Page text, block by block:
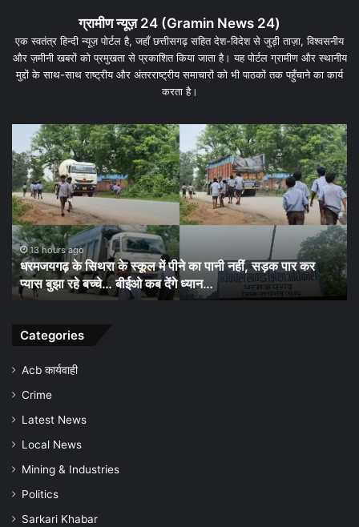
ग्रामीण न्यूज़ 24 (Gramin News 24)
एक स्वतंत्र हिन्दी न्यूज़ पोर्टल है, जहाँ छत्तीसगढ़ सहित देश-विदेश से जुड़ी ताज़ा, विश्वसनीय
और ज़मीनी खबरों को प्रमुखता से प्रकाशित किया जाता है। यह पोर्टल ग्रामीण और स्थानीय
मुद्दों के साथ-साथ राष्ट्रीय और अंतरराष्ट्रीय समाचारों को भी पाठकों तक पहुँचाने का कार्य
करता है।
SDM
भरत
कौशिक
बने
शिक्षक,
मिरिगुडा
हाई
स्कूल
की
पढ़ाई
उठे
सवाल,हिंदी
में
कमजोर
कई
छात्र..
का
हाई
3 days ago
​SDM भरत कौशिक बने शिक्षक, मिरिगुडा हाई स्कूल की पढ़ाई पर उठे
बड़े सवाल,हिंदी लेखन में कमजोर मिले कई छात्र.. Sdm का हाई स्कूल
निरक्षण….
बस
में
की
में
Categories
Acb कार्यवाही
Crime
Latest News
Local News
Mining & Industries
Politics
Sarkari Khabar